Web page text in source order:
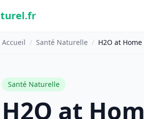
Accueil / Santé Naturelle / H2O at
Santé Naturelle
H2O at